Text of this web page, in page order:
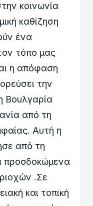
κοινωνία
καθίζηση
ένα
τόπο μας
η απόφαση
την
Βουλγαρία
από τη
Αυτή η
από τη
προσδοκώμενα
.Σε
και τοπική